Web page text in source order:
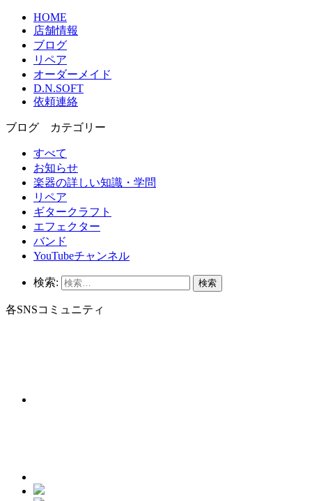
HOME
店舗情報
ブログ
リペア
オーダーメイド
D.N.SOFT
依頼連絡
ブログ カテゴリー
すべて
お知らせ
楽器の詳しい知識・学問
リペア
ギタークラフト
エフェクター
バンド
YouTubeチャンネル
検索:
各SNSコミュニティ